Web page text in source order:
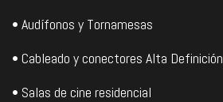
• Audífonos y Tornamesas
• Cableado y conectores Alta Definición
• Salas de cine residencial